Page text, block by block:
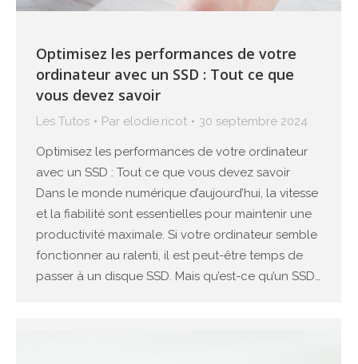
Optimisez les performances de votre
ordinateur avec un SSD : Tout ce que
vous devez savoir
Les Tutos Par elodie.ricot 30 septembre 2024
Optimisez les performances de votre ordinateur
avec un SSD : Tout ce que vous devez savoir
Dans le monde numérique d’aujourd’hui, la vitesse
et la fiabilité sont essentielles pour maintenir une
productivité maximale. Si votre ordinateur semble
fonctionner au ralenti, il est peut-être temps de
passer à un disque SSD. Mais qu’est-ce qu’un SSD…